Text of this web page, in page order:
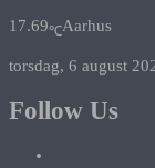
17.69℃Aarhus
torsdag, 6 august
Follow Us